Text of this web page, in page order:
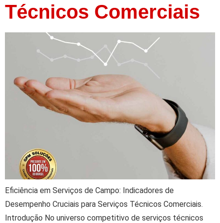
Técnicos Comerciais
Eficiência em Serviços de Campo: Indicadores de
Desempenho Cruciais para Serviços Técnicos Comerciais.
Introdução No universo competitivo de serviços técnicos